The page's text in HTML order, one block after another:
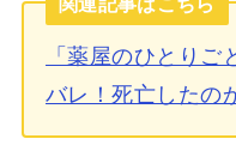
関連記事はこちら
「薬屋のひとりご
バレ！死亡したの